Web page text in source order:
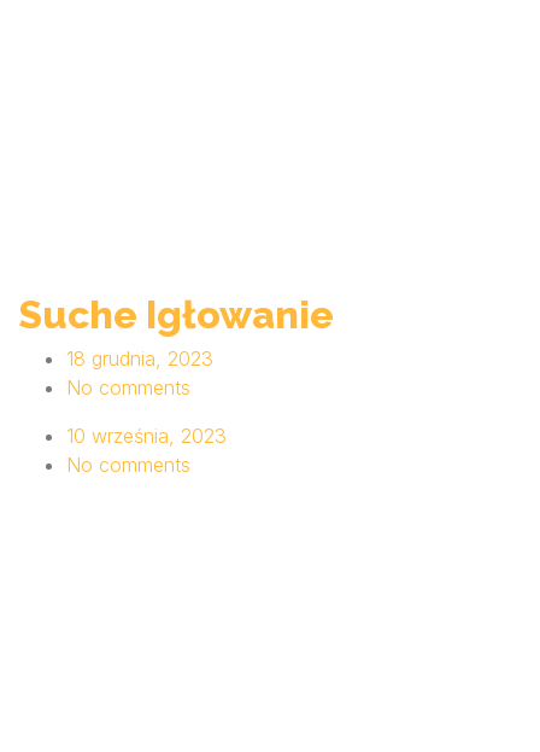
Suche Igłowanie
18 grudnia, 2023
No comments
10 września, 2023
No comments